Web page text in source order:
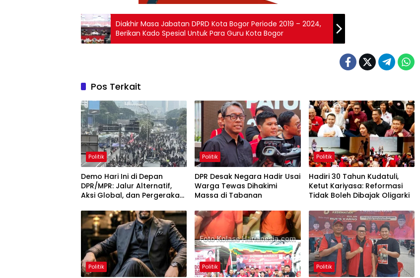
Diakhir Masa Jabatan DPRD Kota Bogor Periode 2019 – 2024,
Berikan Kado Spesial Untuk Para Guru Kota Bogor
Pos Terkait
Politik
Demo Hari Ini di Depan
DPR/MPR: Jalur Alternatif,
Aksi Global, dan Pergerakan
2026
Politik
DPR Desak Negara Hadir Usai
Warga Tewas Dihakimi
Massa di Tabanan
Politik
Hadiri 30 Tahun Kudatuli,
Ketut Kariyasa: Reformasi
Tidak Boleh Dibajak Oligarki
Politik Politik Politik